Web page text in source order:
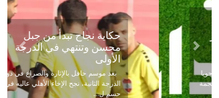
حكاية نجاح تبدأ من جبل
محسن وتنتهي في الدرجة
الأولى
بعد موسم حافل بالإثارة والصراع في دوري
الدرجة الثانية، نجح الإخاء الأهلي عاليه في
حسم ل...
Previous
Next